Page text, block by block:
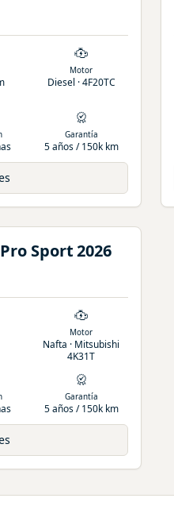
Motor
Diesel · 4F20TC
Garantía
5 años / 150k km
Sport2026
Motor
Nafta · Mitsubishi
4K31T
Garantía
5 años / 150k km